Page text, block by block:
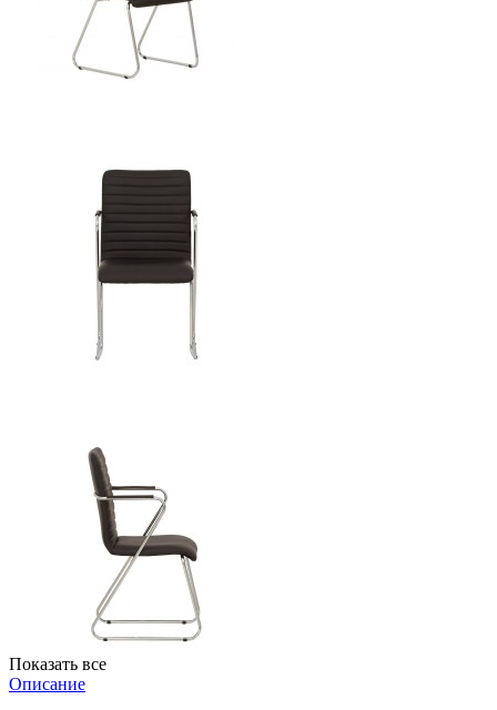
Показать все
Описание